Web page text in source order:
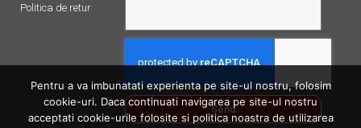
Politica de retur
Send
Pentru a va imbunatati experienta pe site-ul nostru, folosim
cookie-uri. Daca continuati navigarea pe site-ul nostru
acceptati cookie-urile folosite si politica noastra de utilizarea